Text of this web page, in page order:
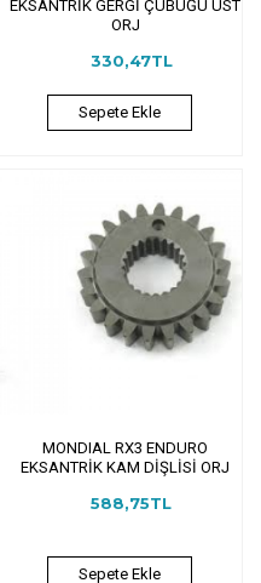
EKSANTRİK GERGİ ÇUBUĞU ÜST
ORJ
330,47TL
Sepete Ekle
MONDIAL RX3 ENDURO
EKSANTRİK KAM DİŞLİSİ ORJ
588,75TL
Sepete Ekle